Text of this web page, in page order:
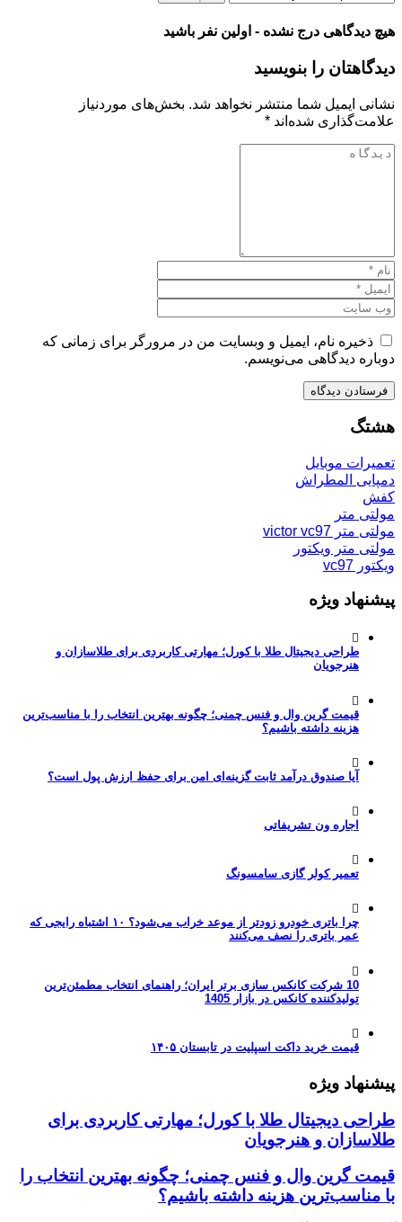
هیچ دیدگاهی درج نشده - اولین نفر باشید
دیدگاهتان را بنویسید
نشانی ایمیل شما منتشر نخواهد شد. بخش‌های موردنیاز
علامت‌گذاری شده‌اند *
ذخیره نام، ایمیل و وبسایت من در مرورگر برای زمانی که
دوباره دیدگاهی می‌نویسم.
هشتگ
تعمیرات موبایل
دمپایی المطراش
کفش
مولتی متر
مولتی متر victor vc97
مولتی متر ویکتور
ویکتور vc97
پیشنهاد ویژه
طراحی دیجیتال طلا با کورل؛ مهارتی کاربردی برای طلاسازان و
هنرجویان
قیمت گرین وال و فنس چمنی؛ چگونه بهترین انتخاب را با مناسب‌ترین
هزینه داشته باشیم؟
آیا صندوق درآمد ثابت گزینه‌ای امن برای حفظ ارزش پول است؟
اجاره ون تشریفاتی
تعمیر کولر گازی سامسونگ
چرا باتری خودرو زودتر از موعد خراب می‌شود؟ ۱۰ اشتباه رایجی که
عمر باتری را نصف می‌کنند
10 شرکت کانکس سازی برتر ایران؛ راهنمای انتخاب مطمئن‌ترین
تولیدکننده کانکس در بازار 1405
قیمت خرید داکت اسپلیت در تابستان ۱۴۰۵
پیشنهاد ویژه
طراحی دیجیتال طلا با کورل؛ مهارتی کاربردی برای
طلاسازان و هنرجویان
قیمت گرین وال و فنس چمنی؛ چگونه بهترین انتخاب را
با مناسب‌ترین هزینه داشته باشیم؟